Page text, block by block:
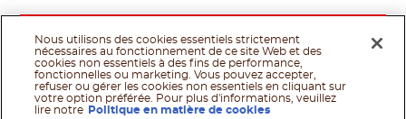
Nous utilisons des cookies essentiels strictement
nécessaires au fonctionnement de ce site Web et des
cookies non essentiels à des fins de performance,
fonctionnelles ou marketing. Vous pouvez accepter,
refuser ou gérer les cookies non essentiels en cliquant sur
votre option préférée. Pour plus d'informations, veuillez
lire notre
Politique en matière de cookies